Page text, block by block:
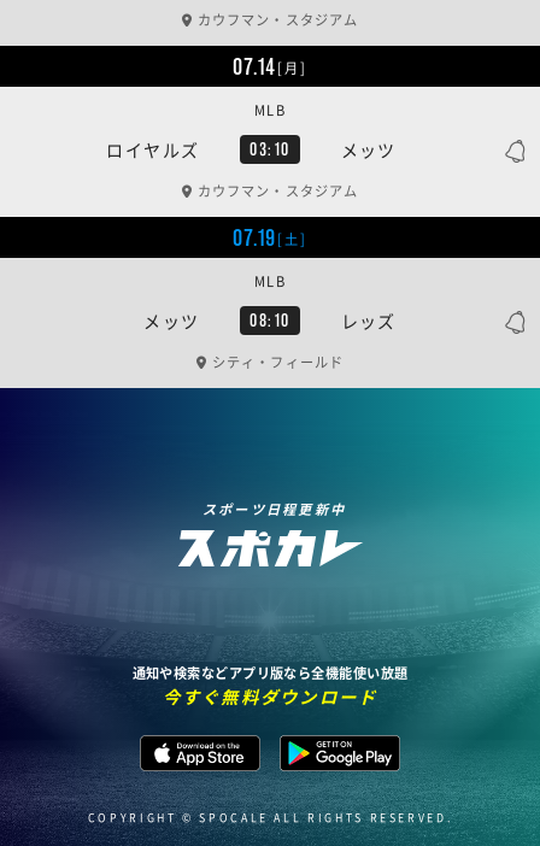
カウフマン・スタジアム
07.14[月]
ロイヤルズ 03:10 メッツ
MLB
カウフマン・スタジアム
07.19[土]
メッツ 08:10 レッズ
MLB
シティ・フィールド
スポーツ日程更新中
通知や検索などアプリ版なら全機能使い放題
今すぐ無料ダウンロード
COPYRIGHT © SPOCALE ALL RIGHTS RESERVED.